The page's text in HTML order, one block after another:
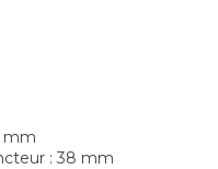
mm
: 38 mm